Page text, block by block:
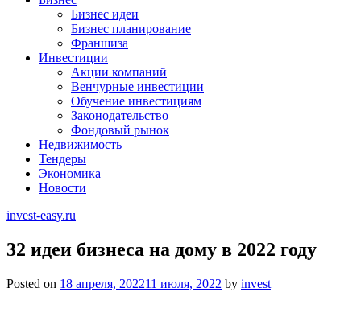
Бизнес идеи
Бизнес планирование
Франшиза
Инвестиции
Акции компаний
Венчурные инвестиции
Обучение инвестициям
Законодательство
Фондовый рынок
Недвижимость
Тендеры
Экономика
Новости
invest-easy.ru
32 идеи бизнеса на дому в 2022 году
Posted on 18 апреля, 202211 июля, 2022 by invest